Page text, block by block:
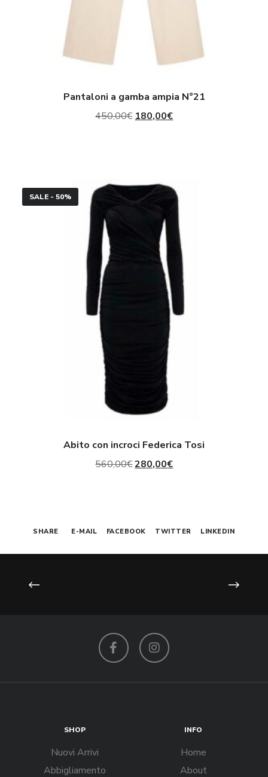
Pantaloni a gamba ampia N°21
450,00€ Il
450,00€.
180,00€Il
180,00€.
Abito
con
SALE - 50%
Abito con incroci Federica Tosi
560,00€Il
560,00€.
280,00€Il
280,00€.
SHARE E-MAIL FACEBOOK TWITTER LINKEDIN
SHOP
Nuovi Arrivi
Abbigliamento
INFO
Home
About